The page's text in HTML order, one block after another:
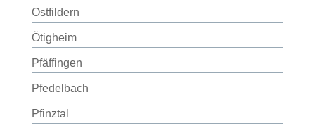
Ostfildern
Ötigheim
Pfäffingen
Pfedelbach
Pfinztal